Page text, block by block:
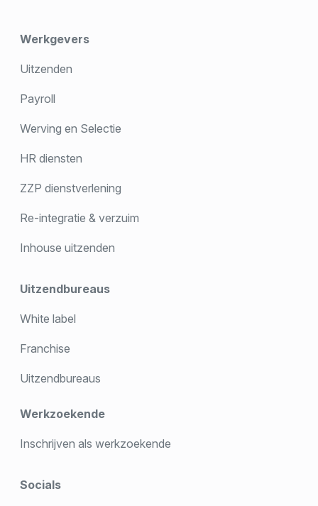
Werkgevers
Uitzenden
Payroll
Werving en Selectie
HR diensten
ZZP dienstverlening
Re-integratie & verzuim
Inhouse uitzenden
Uitzendbureaus
White label
Franchise
Uitzendbureaus
Werkzoekende
Inschrijven als werkzoekende
Socials